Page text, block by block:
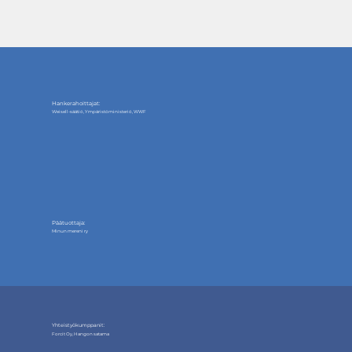
Päätuottaja:
Minun mereni ry
Hankerahoittajat:
Weisell-säätiö, Ympäristöministeriö, WWF
Yhteistyökumppanit:
Forcit Oy, Hangon satama